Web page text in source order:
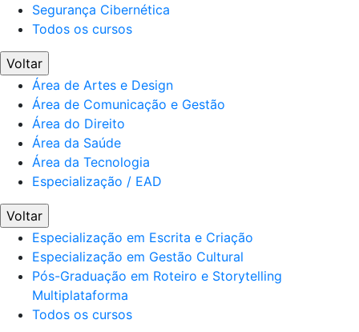
Segurança Cibernética
Todos os cursos
Voltar
Área de Artes e Design
Área de Comunicação e Gestão
Área do Direito
Área da Saúde
Área da Tecnologia
Especialização / EAD
Voltar
Especialização em Escrita e Criação
Especialização em Gestão Cultural
Pós-Graduação em Roteiro e Storytelling
Multiplataforma
Todos os cursos